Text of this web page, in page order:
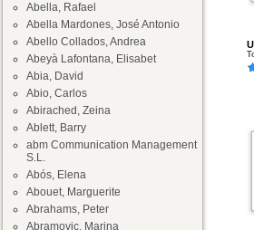
Abella, Rafael
Abella Mardones, José Antonio
Abello Collados, Andrea
Abeyà Lafontana, Elisabet
Abia, David
Abio, Carlos
Abirached, Zeina
Ablett, Barry
abm Communication Management
S.L.
Abós, Elena
Abouet, Marguerite
Abrahams, Peter
Abramovic, Marina